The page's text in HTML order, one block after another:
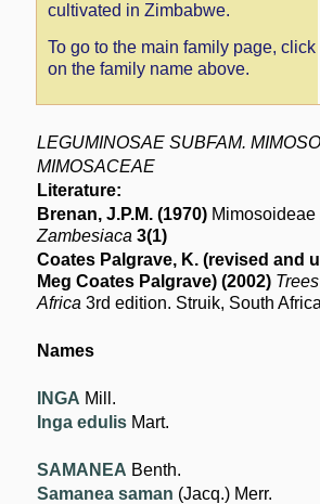
cultivated in Zimbabwe.
To go to the main family page, click
on the family name above.
LEGUMINOSAE SUBFAM.
MIMOSACEAE
Literature:
Brenan, J.P.M. (1970) Mimosoideae
Zambesiaca3(1)
Coates Palgrave, K. (revised and
Meg Coates Palgrave) (2002)
Africa3rd edition. Struik, South Africa
Names
INGA Mill.
Inga edulis Mart.
SAMANEA Benth.
Samanea saman (Jacq.) Merr.